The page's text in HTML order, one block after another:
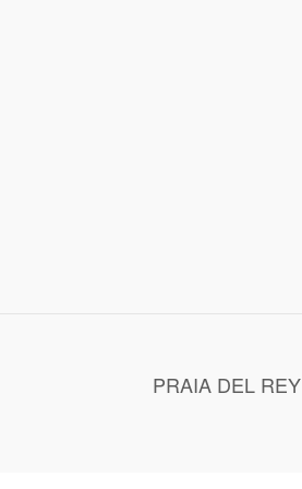
PRAIA DEL REY